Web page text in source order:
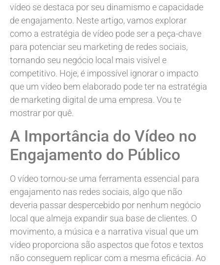
vídeo se destaca por seu dinamismo e capacidade
de engajamento. Neste artigo, vamos explorar
como a estratégia de vídeo pode ser a peça-chave
para potenciar seu marketing de redes sociais,
tornando seu negócio local mais visível e
competitivo. Hoje, é impossível ignorar o impacto
que um vídeo bem elaborado pode ter na estratégia
de marketing digital de uma empresa. Vou te
mostrar por quê.
A Importância do Vídeo no
Engajamento do Público
O vídeo tornou-se uma ferramenta essencial para
engajamento nas redes sociais, algo que não
deveria passar despercebido por nenhum negócio
local que almeja expandir sua base de clientes. O
movimento, a música e a narrativa visual que um
vídeo proporciona são aspectos que fotos e textos
não conseguem replicar com a mesma eficácia. Ao